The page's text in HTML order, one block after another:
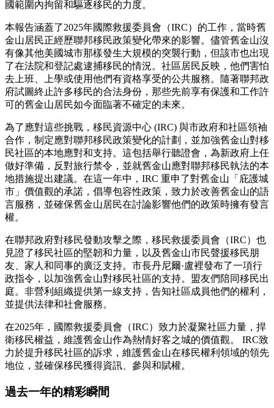
國範圍內拘留和驅逐移民的力度。
本報告涵蓋了2025年國際救援委員會（IRC）的工作，當時舊
金山居民正經歷聯邦移民政策變化帶來的影響。儘管舊金山沒
有像其他美國城市那樣發生大規模的突襲行動，但該市也出現
了在法院和登記處逮捕移民的情況。社區居民反映，他們害怕
去上班、上學或使用他們有資格享受的公共服務。隨著聯邦政
府試圖終止許多移民的合法身份，那些先前享有保護和工作許
可的舊金山居民如今面臨著不確定的未來。
為了應對這些挑戰，移民資源中心 (IRC) 與市政府和社區領袖
合作，制定應對聯邦移民政策變化的計劃，並加強舊金山對移
民社區的本地應對和支持。這包括舉行聽證會，為新政府上任
做好準備，反對旅行禁令，並就舊金山應對聯邦移民執法的本
地措施提出建議。在這一年中，IRC 重申了對舊金山「庇護城
市」價值觀的承諾，倡導包容性政策，致力於改善舊金山的語
言服務，並確保舊金山居民在討論影響他們的政策時擁有發言
權。
在聯邦政府對移民發動攻擊之際，移民救援委員會（IRC）也
見證了移民社區的堅韌和力量，以及舊金山市民聲援移民朋
友、家人和同事的廣泛支持。市長丹尼爾·盧裡發布了一項行
政指令，以加強舊金山對移民社區的支持。盟友們陪同移民出
庭。非營利組織提供第一線支持，告知社區成員他們的權利，
並提供法律和社會服務。
在2025年，國際救援委員會（IRC）致力於凝聚社區力量，捍
衛移民權益，維護舊金山作為熱情好客之城的價值觀。 IRC致
力於提升移民社區的訴求，維護舊金山在移民權利領域的領先
地位，並確保移民獲得資訊、參與和賦權。
過去一年的精彩瞬間